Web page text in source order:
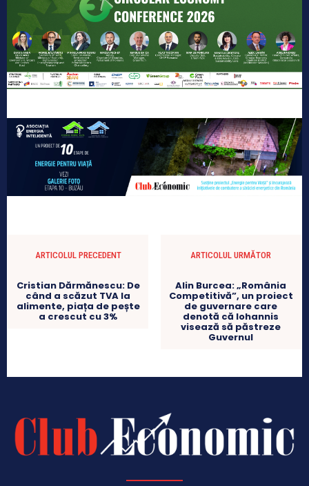
ARTICOLUL PRECEDENT
Cristian Dărmănescu: De
când a scăzut TVA la
alimente, piața de pește
a crescut cu 3%
ARTICOLUL URMĂTOR
Alin Burcea: „România
Competitivă”, un proiect
de guvernare care
denotă că Iohannis
visează să păstreze
Guvernul